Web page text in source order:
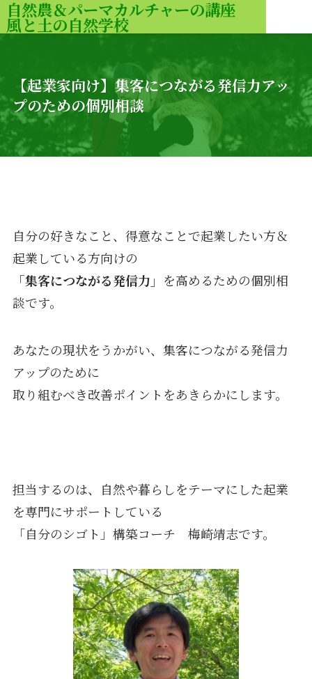
自然農＆パーマカルチャーの講座
風と土の自然学校
【起業家向け】集客につながる発信力アッ
プのための個別相談
自分の好きなこと、得意なことで起業したい方＆
起業している方向けの
「集客につながる発信力」 を高めるための個別相
談です。
あなたの現状をうかがい、集客につながる発信力
アップのために
取り組むべき改善ポイントをあきらかにします。
担当するのは、自然や暮らしをテーマにした起業
を専門にサポートしている
「自分のシゴト」構築コーチ 梅崎靖志です。